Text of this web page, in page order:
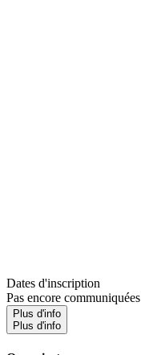
Dates d'inscription
Pas encore communiquées
Plus d'info
Plus d'info